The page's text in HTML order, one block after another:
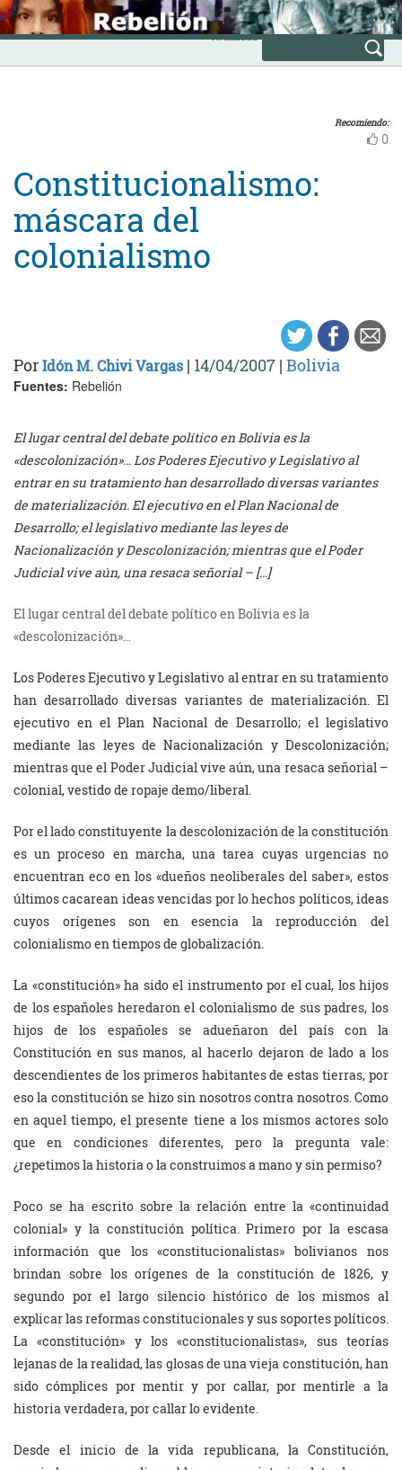
Skip
to
content
INICIO
Avanzada
Recomiendo:
0
Constitucionalismo:
máscara del
colonialismo
PorIdón M. Chivi Vargas | 14/04/2007 | Bolivia
Fuentes: Rebelión
El lugar central del debate político en Bolivia es la
«descolonización»… Los Poderes Ejecutivo y Legislativo al
entrar en su tratamiento han desarrollado diversas variantes
de materialización. El ejecutivo en el Plan Nacional de
Desarrollo; el legislativo mediante las leyes de
Nacionalización y Descolonización; mientras que el Poder
Judicial vive aún, una resaca señorial – […]
El lugar central del debate político en Bolivia es la
«descolonización»…
Los Poderes Ejecutivo y Legislativo al entrar en su tratamiento
han desarrollado diversas variantes de materialización. El
ejecutivo en el Plan Nacional de Desarrollo; el legislativo
mediante las leyes de Nacionalización y Descolonización;
mientras que el Poder Judicial vive aún, una resaca señorial –
colonial, vestido de ropaje demo/liberal.
Por el lado constituyente la descolonización de la constitución
es un proceso en marcha, una tarea cuyas urgencias no
encuentran eco en los «dueños neoliberales del saber», estos
últimos cacarean ideas vencidas por lo hechos políticos, ideas
cuyos orígenes son en esencia la reproducción del
colonialismo en tiempos de globalización.
La «constitución» ha sido el instrumento por el cual, los hijos
de los españoles heredaron el colonialismo de sus padres, los
hijos de los españoles se adueñaron del país con la
Constitución en sus manos, al hacerlo dejaron de lado a los
descendientes de los primeros habitantes de estas tierras, por
eso la constitución se hizo sin nosotros contra nosotros. Como
en aquel tiempo, el presente tiene a los mismos actores solo
que en condiciones diferentes, pero la pregunta vale:
¿repetimos la historia o la construimos a mano y sin permiso?
Poco se ha escrito sobre la relación entre la «continuidad
colonial» y la constitución política. Primero por la escasa
información que los «constitucionalistas» bolivianos nos
brindan sobre los orígenes de la constitución de 1826, y
segundo por el largo silencio histórico de los mismos al
explicar las reformas constitucionales y sus soportes políticos.
La «constitución» y los «constitucionalistas», sus teorías
lejanas de la realidad, las glosas de una vieja constitución, han
sido cómplices por mentir y por callar, por mentirle a la
historia verdadera, por callar lo evidente.
Desde el inicio de la vida republicana, la Constitución,